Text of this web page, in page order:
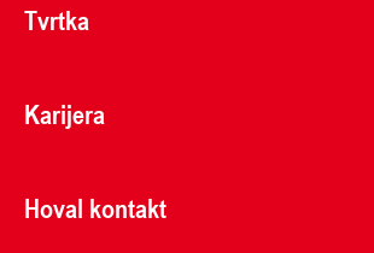
Tvrtka
Karijera
Hoval kontakt